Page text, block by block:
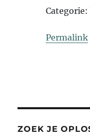
Permalink
ZOEK JE